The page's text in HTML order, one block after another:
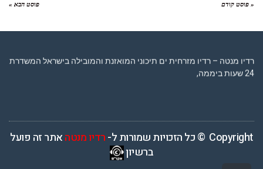
« פוסט קודם פוסט הבא »
רדיו מנטה – רדיו מזרחית ים תיכוני המואזנת והמובילה בישראל המשדרת
24 שעות ביממה,
Copyright © כל הזכויות שמורות ל- רדיו מנטהאתר זה פועל
ברשיון